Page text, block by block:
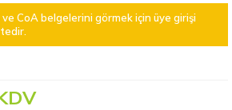
CoA belgelerini görmek için üye girişi